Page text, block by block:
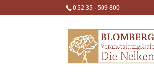
0 52 35 - 509 800